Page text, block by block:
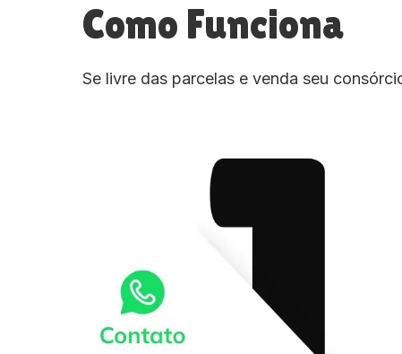
Como Funciona
Se livre das parcelas e venda seu